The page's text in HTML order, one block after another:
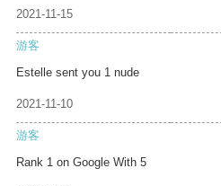
2021-11-15
游客
Estelle sent you 1 nude
2021-11-10
游客
Rank 1 on Google With 5